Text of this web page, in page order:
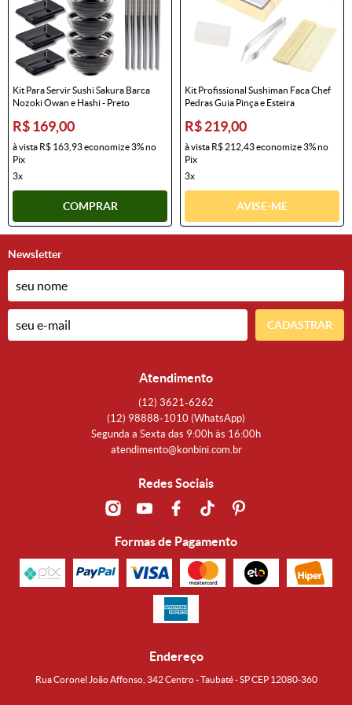
Kit Para Servir Sushi Sakura Barca
Nozoki Owan e Hashi - Preto
R$ 169,00
à vista R$ 163,93economize3%no
Pix
3x
COMPRAR
Kit Profissional Sushiman Faca Chef
Pedras Guia Pinça e Esteira
R$ 219,00
à vista R$ 212,43economize3%no
Pix
3x
AVISE-ME
Newsletter
CADASTRAR
Atendimento
(12) 3621-6262
(12) 98888-1010 (WhatsApp)
Segunda a Sexta das 9:00h às 16:00h
atendimento@konbini.com.br
Redes Sociais
Formas de Pagamento
Endereço
Rua Coronel João Affonso, 342 Centro - Taubaté - SP CEP 12080-360